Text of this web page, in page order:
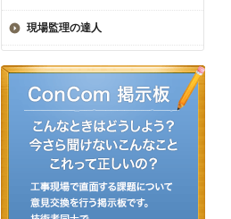
現場監理の達人